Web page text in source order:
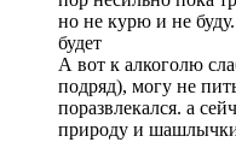
но не курю и не
будет
А вот к алкоголю
подряд), могу не
поразвлекался. а
природу и шашлычки